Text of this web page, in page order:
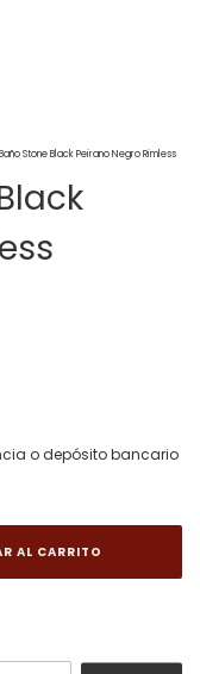
Stone Black Peirano Negro Rimless
o depósito bancario